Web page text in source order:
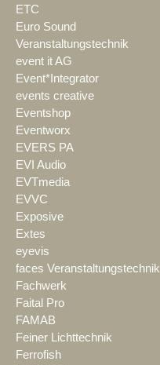
ETC
Euro Sound
Veranstaltungstechnik
event it AG
Event*Integrator
events creative
Eventshop
Eventworx
EVERS PA
EVI Audio
EVTmedia
EVVC
Exposive
Extes
eyevis
faces Veranstaltungstechnik
Fachwerk
Faital Pro
FAMAB
Feiner Lichttechnik
Ferrofish